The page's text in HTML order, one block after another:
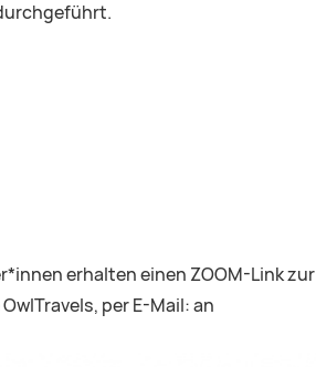
erhalten einen ZOOM-Link zur
per E-Mail: an